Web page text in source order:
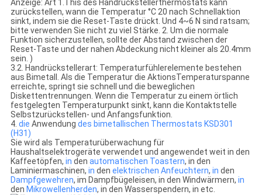
Anzeige: Art 1.This des Handrückstellerthermostats kann
zurückstellen, wann die Temperatur °C 20 nach Schnellaktion
sinkt, indem sie die Reset-Taste drückt. Und 4~6 N sind ratsam;
bitte verwenden Sie nicht zu viel Stärke. 2. Um die normale
Funktion sicherzustellen, sollte der Abstand zwischen der
Reset-Taste und der nahen Abdeckung nicht kleiner als 20.4mm
sein. )
3.2. Handrückstellerart: Temperaturfühlerelemente bestehen
aus Bimetall. Als die Temperatur die AktionsTemperaturspanne
erreichte, springt sie schnell und die beweglichen
Diskettentrennungen. Wenn die Temperatur zu einem örtlich
festgelegten Temperaturpunkt sinkt, kann die Kontaktstelle
Selbstzurückstellen- und Anfangsfunktion.
4. die Anwendung des bimetallischen Thermostats KSD301
(H31)
Sie wird als Temperaturüberwachung für
Haushaltselektrogeräte verwendet und angewendet weit in den
Kaffeetöpfen, in den automatischen Toastern, in den
Laminiermaschinen, in den elektrischen Anfeuchtern, in den
Dampfgewehren, im Dampfbügeleisen, in den Windwärmern, in
den Mikrowellenherden, in den Wasserspendern, in etc.